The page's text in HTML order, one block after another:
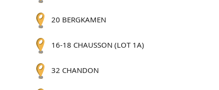
20 BERGKAMEN
16-18 CHAUSSON (LOT 1A)
32 CHANDON